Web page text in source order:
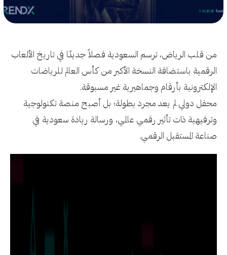
من قلب الرياض، ترسم السعودية فصلاً جديدًا في تاريخ الألعاب
الرقمية باستضافة النسخة الأكبر من كأس العالم للرياضات
الإلكترونية بأرقام وجماهيرية غير مسبوقة.
محفل دولي لم يعد مجرد بطولة؛ بل أصبح منصة تكنولوجية
وترفيهية ذات تأثير رقمي عالمي، ورسالة ريادة سعودية في
صناعة المستقبل الرقمي.